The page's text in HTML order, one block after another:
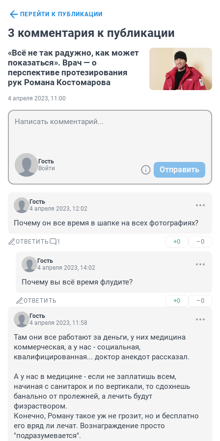
ПЕРЕЙТИ К ПУБЛИКАЦИИ
3 комментария к публикации
«Всё не так радужно, как может
показаться». Врач — о
перспективе протезирования
рук Романа Костомарова
4 апреля 2023, 11:00
Гость
Войти
Отправить
Гость
4 апреля 2023, 12:02
Почему он все время в шапке на всех фотографиях?
ОТВЕТИТЬ 1 +0 –0
Гость
4 апреля 2023, 14:02
Почему вы всё время флудите?
ОТВЕТИТЬ +0 –0
Гость
4 апреля 2023, 11:58
Там они все работают за деньги, у них медицина
коммерческая, а у нас - социальная,
квалифицированная... доктор анекдот рассказал.
А у нас в медицине - если не заплатишь всем,
начиная с санитарок и по вертикали, то сдохнешь
банально от пролежней, а лечить будут
физраствором.
Конечно, Роману такое уж не грозит, но и бесплатно
его вряд ли лечат. Вознаграждение просто
"подразумевается".